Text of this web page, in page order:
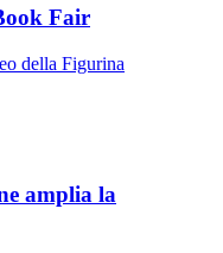
Fair
amplia la